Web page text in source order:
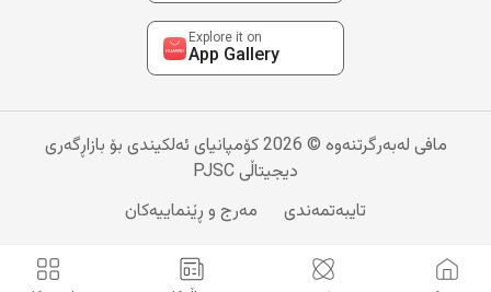
Explore it on
App Gallery
مافی لەبەرگرتنەوە © 2026 کۆمپانیای ئەلکیندی بۆ بازاڕگەری
دیجیتاڵی PJSC
تایبەتمەندی
مەرج و ڕێنماییەکان